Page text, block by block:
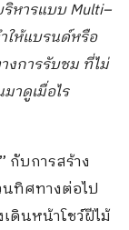
ริหารแบบMulti–
ให้แบรนด์หรือ
งการรับชม ที่ไม่
าดูเมื่อไร
กับการสร้าง
ทิศทางต่อไป
ดินหน้าโชว์ฝีไม้